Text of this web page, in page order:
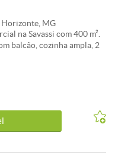
Horizonte, MG
na Savassi com 400 m².
balcão, cozinha ampla, 2